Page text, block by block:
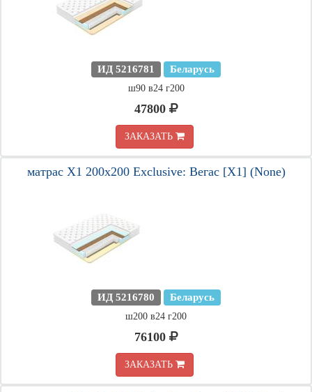
ИД 5216781 Беларусь
ш90 в24 г200
47800
ЗАКАЗАТЬ
матрас X1 200х200 Exclusive: Вегас [X1] (None)
ИД 5216780 Беларусь
ш200 в24 г200
76100
ЗАКАЗАТЬ